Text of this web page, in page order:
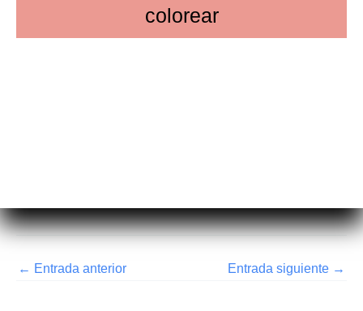
colorear
← Entrada anterior Entrada siguiente →